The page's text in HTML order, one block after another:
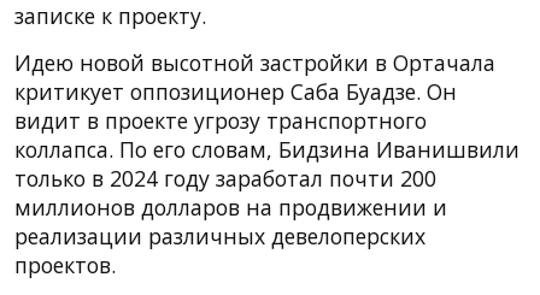
записке к проекту.
Идею новой высотной застройки в Ортачала
критикует оппозиционер Саба Буадзе. Он
видит в проекте угрозу транспортного
коллапса. По его словам, Бидзина Иванишвили
только в 2024 году заработал почти 200
миллионов долларов на продвижении и
реализации различных девелоперских
проектов.